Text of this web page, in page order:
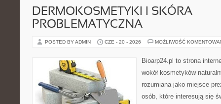
DERMOKOSMETYKI I SKÓRA
PROBLEMATYCZNA
POSTED BY ADMIN CZE - 20 - 2026 MOŻLIWOŚĆ
Bioarp24.pl to strona
wokół kosmetyków
rozumiana jako miejsce
osób, które interesują się